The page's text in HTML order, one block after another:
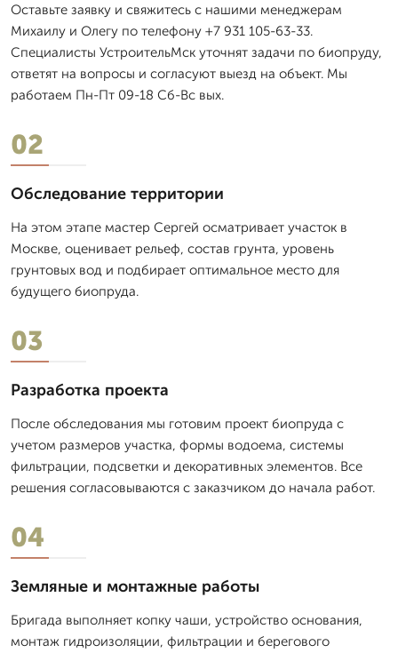
Оставьте заявку и свяжитесь с нашими менеджерам
Михаилу и Олегу по телефону +7 931 105-63-33.
Специалисты УстроительМск уточнят задачи по биопруду,
ответят на вопросы и согласуют выезд на объект. Мы
работаем Пн-Пт 09-18 Сб-Вс вых.
02
Обследование территории
На этом этапе мастер Сергей осматривает участок в
Москве, оценивает рельеф, состав грунта, уровень
грунтовых вод и подбирает оптимальное место для
будущего биопруда.
03
Разработка проекта
После обследования мы готовим проект биопруда с
учетом размеров участка, формы водоема, системы
фильтрации, подсветки и декоративных элементов. Все
решения согласовываются с заказчиком до начала работ.
04
Земляные и монтажные работы
Бригада выполняет копку чаши, устройство основания,
монтаж гидроизоляции, фильтрации и берегового